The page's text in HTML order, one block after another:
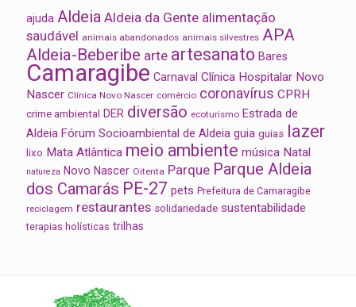
ajuda Aldeia Aldeia da Gente alimentação
saudável animais abandonados animais silvestres APA
Aldeia-Beberibe arte artesanato Bares
Camaragibe Carnaval Clínica Hospitalar Novo
Nascer Clínica Novo Nascer comércio coronavírus CPRH
crime ambiental DER diversão ecoturismo Estrada de
Aldeia Fórum Socioambiental de Aldeia guia guias lazer
lixo Mata Atlântica meio ambiente música Natal
natureza Novo Nascer Oitenta Parque Parque Aldeia
dos Camarás PE-27 pets Prefeitura de Camaragibe
reciclagem restaurantes solidariedade sustentabilidade
terapias holísticas trilhas